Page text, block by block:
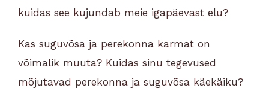
kuidas see kujundab meie igapäevast elu?
Kas suguvõsa ja perekonna karmat on
võimalik muuta? Kuidas sinu tegevused
mõjutavad perekonna ja suguvõsa käekäiku?